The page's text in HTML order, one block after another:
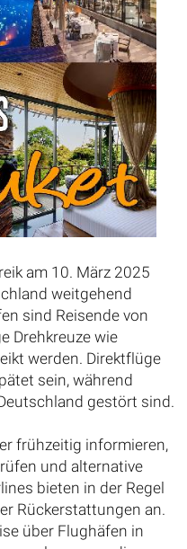
am 10. März 2025
weitgehend
sind Reisende von
Drehkreuze wie
werden. Direktflüge
sein, während
gestört sind.
frühzeitig informieren,
und alternative
bieten in der Regel
Rückerstattungen an.
über Flughäfen in